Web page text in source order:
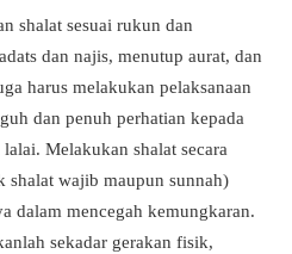
shalat sesuai rukun dan
dan najis, menutup aurat, dan
harus melakukan pelaksanaan
dan penuh perhatian kepada
lalai. Melakukan shalat secara
shalat wajib maupun sunnah)
dalam mencegah kemungkaran.
sekadar gerakan fisik,